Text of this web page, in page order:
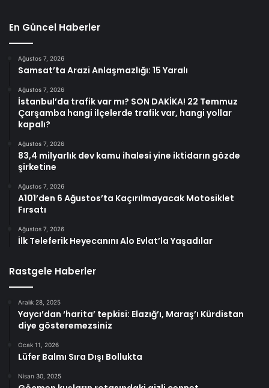
En Güncel Haberler
Ağustos 7, 2026
Samsat’ta Arazi Anlaşmazlığı: 15 Yaralı
Ağustos 7, 2026
İstanbul’da trafik var mı? SON DAKİKA! 22 Temmuz
Çarşamba hangi ilçelerde trafik var, hangi yollar
kapalı?
Ağustos 7, 2026
83,4 milyarlık dev kamu ihalesi yine iktidarın gözde
şirketine
Ağustos 7, 2026
A101’den 6 Ağustos’ta Kaçırılmayacak Motosiklet
Fırsatı
Ağustos 7, 2026
İlk Teleferik Heyecanını Alo Evlat’la Yaşadılar
Rastgele Haberler
Aralık 28, 2025
Yaycı’dan ‘harita’ tepkisi: Elazığ’ı, Maraş’ı Kürdistan
diye gösteremezsiniz
Ocak 11, 2026
Lüfer Balmı Sıra Dışı Bollukta
Nisan 30, 2025